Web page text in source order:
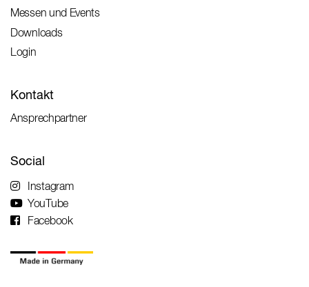
Messen und Events
Downloads
Login
Kontakt
Ansprechpartner
Social
Instagram
YouTube
Facebook